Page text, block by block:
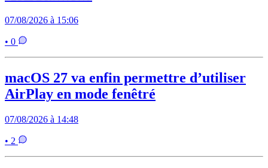
07/08/2026 à 15:06
• 0
macOS 27 va enfin permettre d’utiliser
AirPlay en mode fenêtré
07/08/2026 à 14:48
• 2